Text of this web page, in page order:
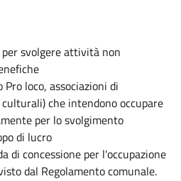
Pro loco, associazioni di
che intendono occupare
per lo svolgimento
di lucro
di concessione per l'occupazione
dal Regolamento comunale.